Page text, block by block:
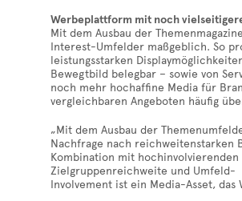
Werbeplattform mit noch
Mit dem Ausbau der
Interest-Umfelder maßgeblich. So
leistungsstarken
Bewegtbild belegbar – sowie von
noch mehr hochaffine Media für
vergleichbaren Angeboten häufig
„Mit dem Ausbau der
Nachfrage nach reichweitenstarken
Kombination mit
Zielgruppenreichweite und Umfeld-
Involvement ist ein Media-Asset,